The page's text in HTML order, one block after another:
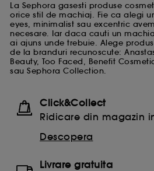
La Sephora gasesti produse
orice stil de machiaj. Fie ca alegi
eyes, minimalist sau excentric
necesare. Iar daca cauti un
ai ajuns unde trebuie. Alege
de la branduri recunoscute:
Beauty, Too Faced, Benefit
sau Sephora Collection.
Click&Collect
Ridicare din magazin
Descopera
Livrare gratuita